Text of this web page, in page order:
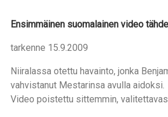
Ensimmäinen suomalainen video
tarkenne 15.9.2009
Niiralassa otettu havainto, jonka
vahvistanut Mestarinsa avulla aidoksi.
Video poistettu sittemmin,